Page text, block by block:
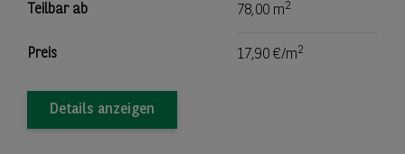
Teilbar ab 78,00 m2
Preis 17,90 €/m2
Details anzeigen